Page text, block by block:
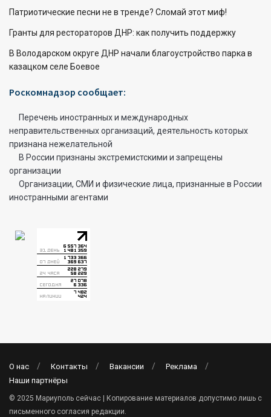
Патриотические песни не в тренде? Сломай этот миф!
Гранты для рестораторов ДНР: как получить поддержку
В Володарском округе ДНР начали благоустройство парка в
казацком селе Боевое
Роскомнадзор сообщает:
Перечень иностранных и международных
неправительственных организаций, деятельность которых
признана нежелательной
В России признаны экстремистскими и запрещены
организации
Организации, СМИ и физические лица, признанные в России
иностранными агентами
О нас Контакты Вакансии
Реклама
Наши партнёры
© 2025 Мариуполь сейчас | Копирование материалов допустимо лишь с
письменного согласия редакции.